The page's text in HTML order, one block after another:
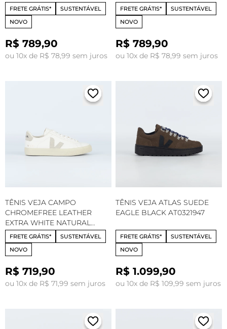
FRETE GRÁTIS*
SUSTENTÁVEL
NOVO
R$ 789,90
ou 10x de R$ 78,99 sem juros
FRETE GRÁTIS*
SUSTENTÁVEL
NOVO
R$ 789,90
ou 10x de R$ 78,99 sem juros
TÊNIS VEJA CAMPO
CHROMEFREE LEATHER
EXTRA WHITE NATURAL
CP0502429
FRETE GRÁTIS*
SUSTENTÁVEL
NOVO
R$ 719,90
ou 10x de R$ 71,99 sem juros
TÊNIS VEJA ATLAS SUEDE
EAGLE BLACK AT0321947
FRETE GRÁTIS*
SUSTENTÁVEL
NOVO
R$ 1.099,90
ou 10x de R$ 109,99 sem juros